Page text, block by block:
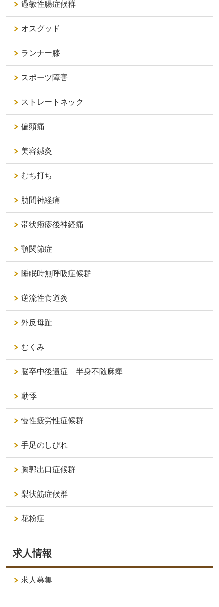
過敏性腸症候群
オスグッド
ランナー膝
スポーツ障害
ストレートネック
偏頭痛
美容鍼灸
むち打ち
肋間神経痛
帯状疱疹後神経痛
顎関節症
睡眠時無呼吸症候群
逆流性食道炎
外反母趾
むくみ
脳卒中後遺症 半身不随麻痺
動悸
慢性疲労性症候群
手足のしびれ
胸郭出口症候群
梨状筋症候群
花粉症
求人情報
求人募集